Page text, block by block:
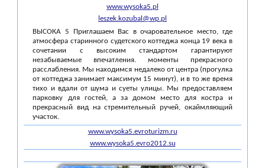
www.wysoka5.pl
leszek.kozubal@wp.pl
ВЫСОКА 5 Приглашаем Вас в очаровательное место, где
атмосфера старинного судетского коттеджа конца 19 века в
сочетании с высоким стандартом гарантируют
незабываемые впечатления. моменты прекрасного
расслабления. Мы находимся недалеко от центра (прогулка
от коттеджа занимает максимум 15 минут), и в то же время
тихо и вдали от шума и суеты улицы. Мы предоставляем
парковку для гостей, а за домом место для костра и
прекрасный вид на стремительный ручей, окаймляющий
участок.
www.wysoka5.evroturizm.ru
www.wysoka5.evro2012.su